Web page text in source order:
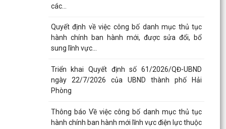
các...
Quyết định về việc công bố danh mục thủ tục
hành chính ban hành mới, được sửa đổi, bổ
sung lĩnh vực...
Triển khai Quyết định số 61/2026/QĐ-UBND
ngày 22/7/2026 của UBND thành phố Hải
Phòng
Thông báo Về việc công bố danh mục thủ tục
hành chính ban hành mới lĩnh vực điện lực thuộc